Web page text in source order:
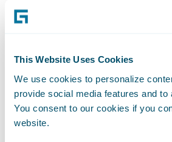
This Website Uses Cookies
We use cookies to personalize
provide social media features and to
You consent to our cookies if you
website.
Les membres de Guidewire
gamme de services à la
compagnies d'assurance
notamment des conseils et
transformation